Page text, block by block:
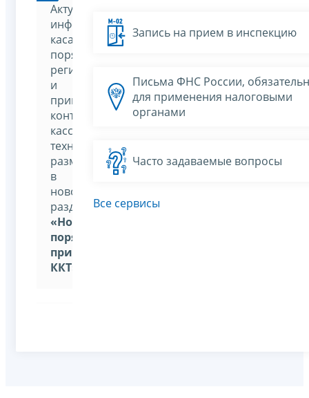
Актуальная
информация,
касающаяся
порядка
регистрации
и
применения
контрольно-
кассовой
техники,
размещена
в
новом
разделе
«Новый
порядок
применения
ККТ»
Запись на прием в инспекцию
Письма ФНС России,
для применения налоговыми
органами
Часто задаваемые вопросы
Все сервисы